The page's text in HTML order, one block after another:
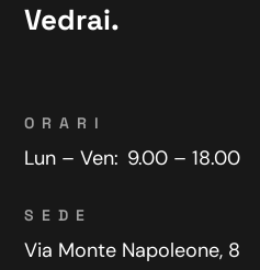
Vedrai.
ORARI
Lun – Ven: 9.00 – 18.00
SEDE
Via Monte Napoleone, 8